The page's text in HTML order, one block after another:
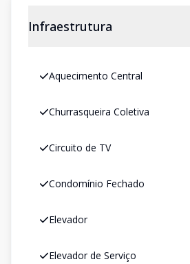
Infraestrutura
Aquecimento Central
Churrasqueira Coletiva
Circuito de TV
Condomínio Fechado
Elevador
Elevador de Serviço